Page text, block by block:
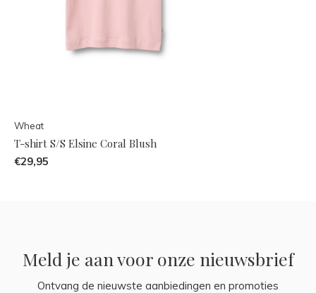
Wheat
T-shirt S/S Elsine Coral Blush
€29,95
Meld je aan voor onze nieuwsbrief
Ontvang de nieuwste aanbiedingen en promoties